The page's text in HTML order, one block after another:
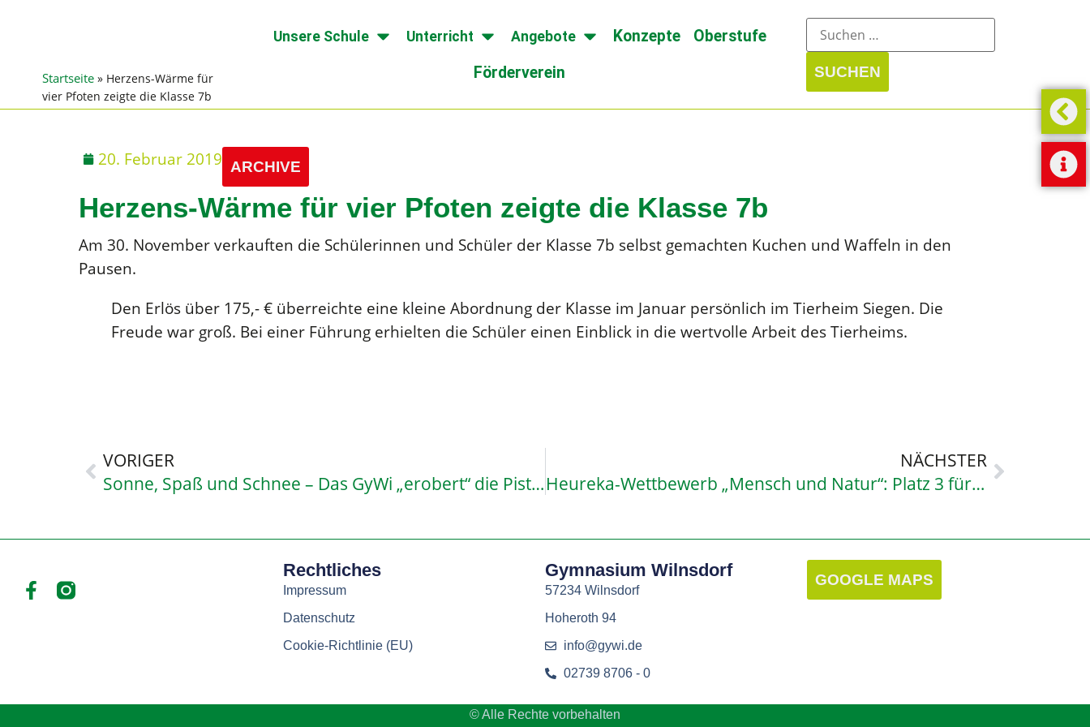
Startseite » Herzens-Wärme für
vier Pfoten zeigte die Klasse 7b
Unsere Schule Unterricht Angebote Konzepte
Oberstufe
Förderverein
20. Februar 2019 ARCHIVE
Herzens-Wärme für vier Pfoten zeigte die Klasse 7b
Am 30. November verkauften die Schülerinnen und Schüler der Klasse 7b selbst gemachten Kuchen und Waffeln in den
Pausen.
Den Erlös über 175,- € überreichte eine kleine Abordnung der Klasse im Januar persönlich im Tierheim Siegen. Die
Freude war groß. Bei einer Führung erhielten die Schüler einen Einblick in die wertvolle Arbeit des Tierheims.
VORIGER
Sonne, Spaß und Schnee – Das GyWi „erobert“ die Pisten in Zell
NÄCHSTER
Heureka-Wettbewerb „Mensch und Natur“: Platz 3 für David Broszat
Rechtliches
Impressum
Datenschutz
Cookie-Richtlinie (EU)
Gymnasium Wilnsdorf
57234 Wilnsdorf
Hoheroth 94
info@gywi.de
02739 8706 - 0
GOOGLE MAPS
© Alle Rechte vorbehalten